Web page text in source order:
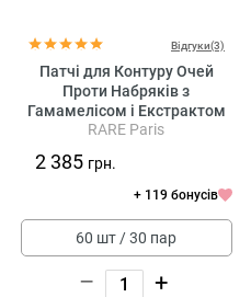
Відгуки(3)
Патчі для Контуру Очей
Проти Набряків з
Гамамелісом і Екстрактом
Мальви Rare Paris Carbone
RARE Paris
2 385 грн.
+ 119 бонусів
60 шт / 30 пар
– +